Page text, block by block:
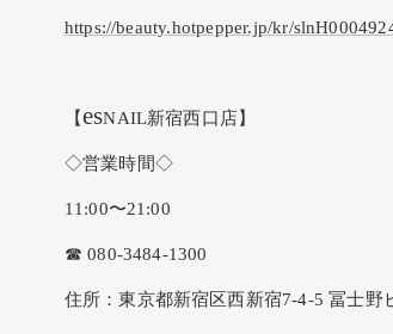
https://beauty.hotpepper.jp/kr/
【esNAIL新宿西口店】
◇営業時間◇
11:00〜21:00
☎︎ 080-3484-1300
住所：東京都新宿区西新宿7-4-5 冨士野